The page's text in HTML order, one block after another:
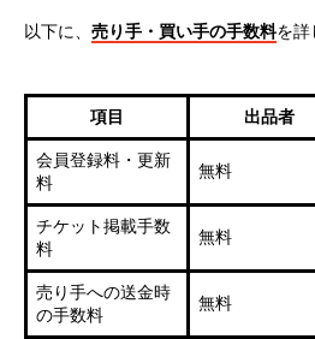
以下に、 売り手・買い手の手数料を詳
項目 出品者
会員登録料・更新
料
無料
チケット掲載手数
料
無料
売り手への送金時
の手数料
無料